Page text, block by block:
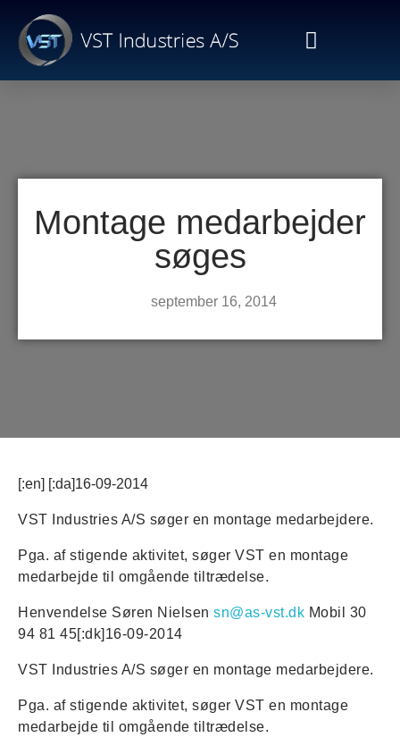
Montage medarbejder
søges
september 16, 2014
[:en] [:da]16-09-2014
VST Industries A/S søger en montage medarbejdere.
Pga. af stigende aktivitet, søger VST en montage
medarbejde til omgående tiltrædelse.
Henvendelse Søren Nielsen sn@as-vst.dk Mobil 30
94 81 45[:dk]16-09-2014
VST Industries A/S søger en montage medarbejdere.
Pga. af stigende aktivitet, søger VST en montage
medarbejde til omgående tiltrædelse.